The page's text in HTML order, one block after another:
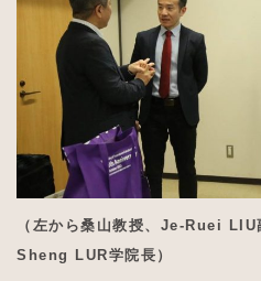
（左から桑山教授、Je-Ruei
Sheng LUR学院長）